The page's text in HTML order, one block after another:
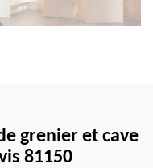
grenier et cave
81150